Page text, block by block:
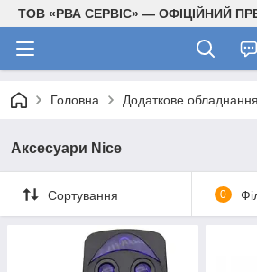
ТОВ «РВА СЕРВІС» — ОФІЦІЙНИЙ
Головна Додаткове
Аксесуари Nice
Сортування 0